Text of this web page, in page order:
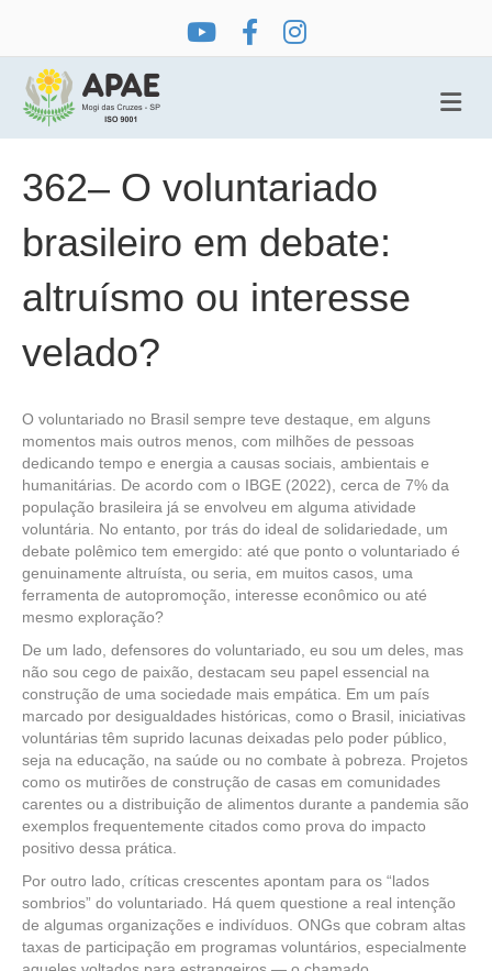
362– O voluntariado
brasileiro em debate:
altruísmo ou interesse
velado?
O voluntariado no Brasil sempre teve destaque, em alguns
momentos mais outros menos, com milhões de pessoas
dedicando tempo e energia a causas sociais, ambientais e
humanitárias. De acordo com o IBGE (2022), cerca de 7% da
população brasileira já se envolveu em alguma atividade
voluntária. No entanto, por trás do ideal de solidariedade, um
debate polêmico tem emergido: até que ponto o voluntariado é
genuinamente altruísta, ou seria, em muitos casos, uma
ferramenta de autopromoção, interesse econômico ou até
mesmo exploração?
De um lado, defensores do voluntariado, eu sou um deles, mas
não sou cego de paixão, destacam seu papel essencial na
construção de uma sociedade mais empática. Em um país
marcado por desigualdades históricas, como o Brasil, iniciativas
voluntárias têm suprido lacunas deixadas pelo poder público,
seja na educação, na saúde ou no combate à pobreza. Projetos
como os mutirões de construção de casas em comunidades
carentes ou a distribuição de alimentos durante a pandemia são
exemplos frequentemente citados como prova do impacto
positivo dessa prática.
Por outro lado, críticas crescentes apontam para os “lados
sombrios” do voluntariado. Há quem questione a real intenção
de algumas organizações e indivíduos. ONGs que cobram altas
taxas de participação em programas voluntários, especialmente